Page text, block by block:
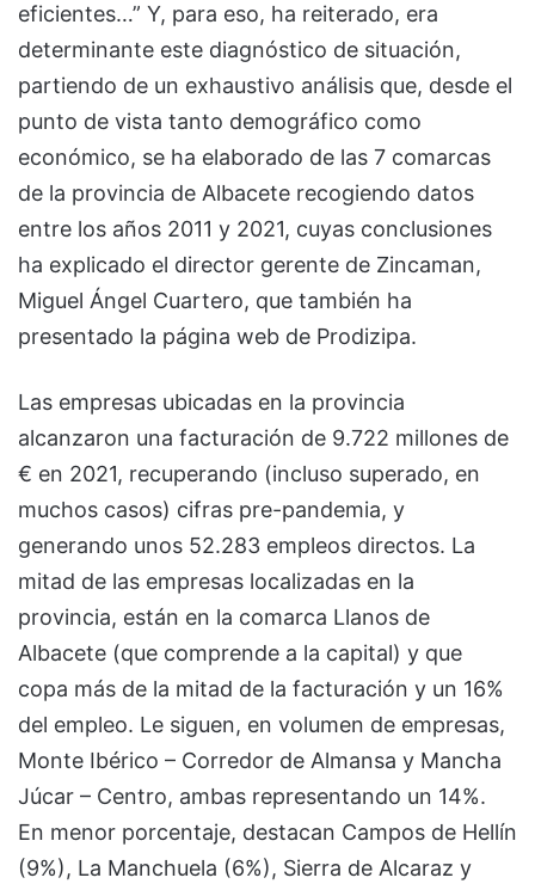
eficientes…” Y, para eso, ha reiterado, era
determinante este diagnóstico de situación,
partiendo de un exhaustivo análisis que, desde el
punto de vista tanto demográfico como
económico, se ha elaborado de las 7 comarcas
de la provincia de Albacete recogiendo datos
entre los años 2011 y 2021, cuyas conclusiones
ha explicado el director gerente de Zincaman,
Miguel Ángel Cuartero, que también ha
presentado la página web de Prodizipa.
Las empresas ubicadas en la provincia
alcanzaron una facturación de 9.722 millones de
€ en 2021, recuperando (incluso superado, en
muchos casos) cifras pre-pandemia, y
generando unos 52.283 empleos directos. La
mitad de las empresas localizadas en la
provincia, están en la comarca Llanos de
Albacete (que comprende a la capital) y que
copa más de la mitad de la facturación y un 16%
del empleo. Le siguen, en volumen de empresas,
Monte Ibérico – Corredor de Almansa y Mancha
Júcar – Centro, ambas representando un 14%.
En menor porcentaje, destacan Campos de Hellín
(9%), La Manchuela (6%), Sierra de Alcaraz y